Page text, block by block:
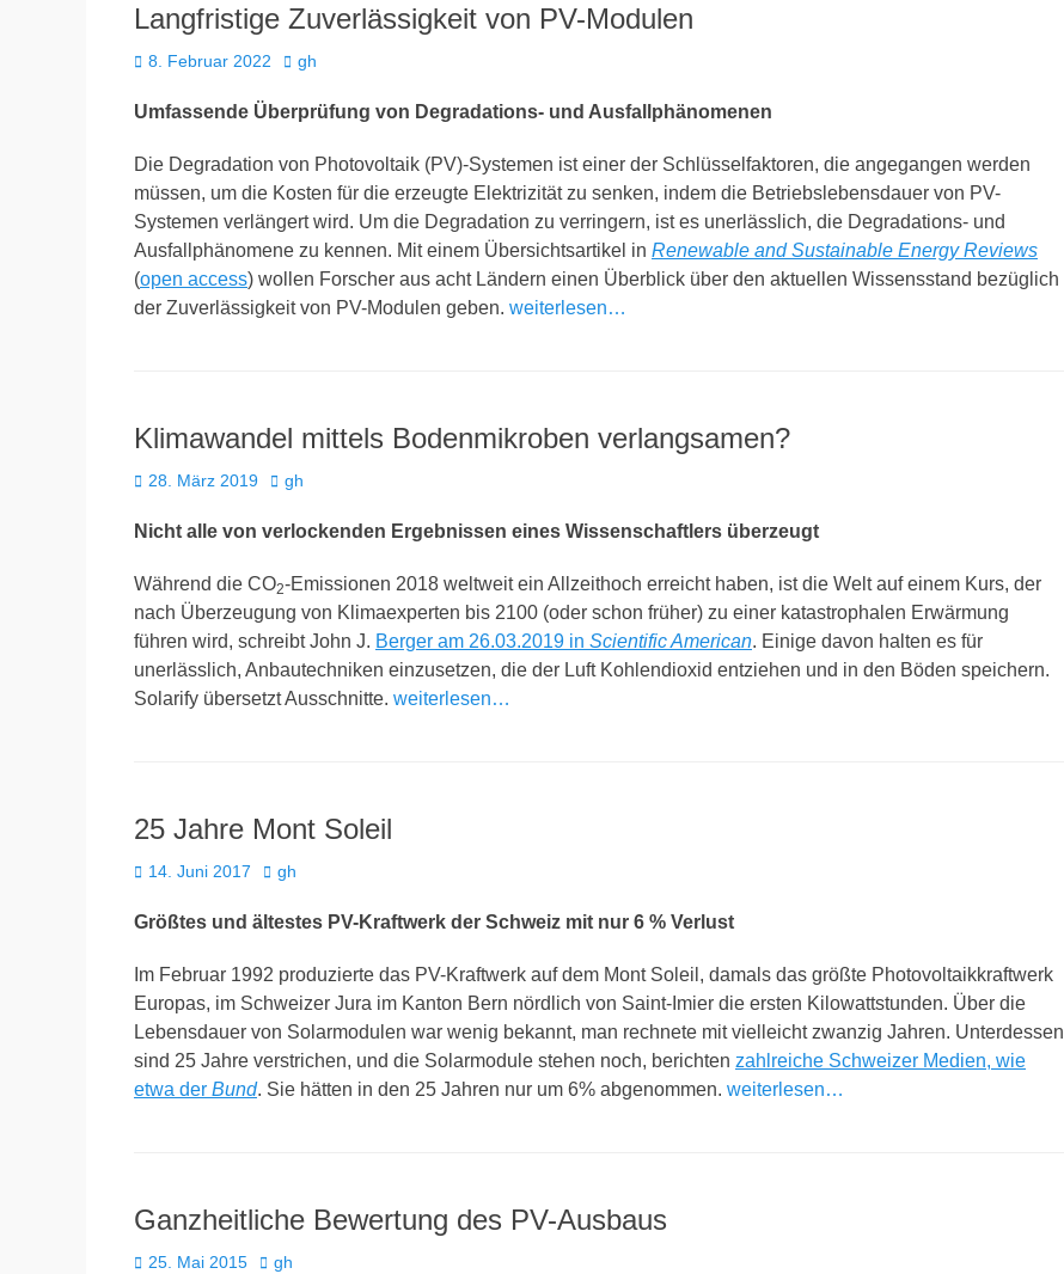
Langfristige Zuverlässigkeit von PV-Modulen
Veröffentlicht
8. Februar 2022 Autor
gh
Umfassende Überprüfung von Degradations- und Ausfallphänomenen
Die Degradation von Photovoltaik (PV)-Systemen ist einer der Schlüsselfaktoren, die angegangen werden
müssen, um die Kosten für die erzeugte Elektrizität zu senken, indem die Betriebslebensdauer von PV-
Systemen verlängert wird. Um die Degradation zu verringern, ist es unerlässlich, die Degradations- und
Ausfallphänomene zu kennen. Mit einem Übersichtsartikel in Renewable and Sustainable Energy Reviews
(open access) wollen Forscher aus acht Ländern einen Überblick über den aktuellen Wissensstand bezüglich
der Zuverlässigkeit von PV-Modulen geben. weiterlesen…
Klimawandel mittels Bodenmikroben verlangsamen?
Veröffentlicht
28. März 2019 Autor
gh
Nicht alle von verlockenden Ergebnissen eines Wissenschaftlers überzeugt
Während die CO2-Emissionen 2018 weltweit ein Allzeithoch erreicht haben, ist die Welt auf einem Kurs, der
nach Überzeugung von Klimaexperten bis 2100 (oder schon früher) zu einer katastrophalen Erwärmung
führen wird, schreibt John J. Berger am 26.03.2019 in Scientific American. Einige davon halten es für
unerlässlich, Anbautechniken einzusetzen, die der Luft Kohlendioxid entziehen und in den Böden speichern.
Solarify übersetzt Ausschnitte. weiterlesen…
25 Jahre Mont Soleil
Veröffentlicht
14. Juni 2017 Autor
gh
Größtes und ältestes PV-Kraftwerk der Schweiz mit nur 6 % Verlust
Im Februar 1992 produzierte das PV-Kraftwerk auf dem Mont Soleil, damals das größte Photovoltaikkraftwerk
Europas, im Schweizer Jura im Kanton Bern nördlich von Saint-Imier die ersten Kilowattstunden. Über die
Lebensdauer von Solarmodulen war wenig bekannt, man rechnete mit vielleicht zwanzig Jahren. Unterdessen
sind 25 Jahre verstrichen, und die Solarmodule stehen noch, berichten zahlreiche Schweizer Medien, wie
etwa der Bund. Sie hätten in den 25 Jahren nur um 6% abgenommen. weiterlesen…
Ganzheitliche Bewertung des PV-Ausbaus
Veröffentlicht
25. Mai 2015 Autor
gh